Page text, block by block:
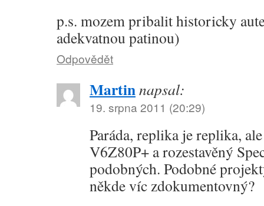
p.s. mozem pribalit historicky
adekvatnou patinou)
Odpovědět
Martinnapsal:
19. srpna 2011 (20:29)
Paráda, replika je replika,
V6Z80P+ a rozestavěný
podobných. Podobné
někde víc zdokumentovný?